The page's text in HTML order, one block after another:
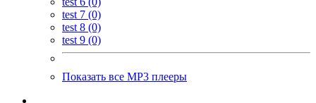
test 7 (0)
test 8 (0)
test 9 (0)
Показать все MP3 плееры